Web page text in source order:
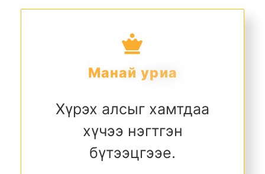
Манай уриа
Хүрэх алсыг хамтдаа
хүчээ нэгтгэн
бүтээцгээе.